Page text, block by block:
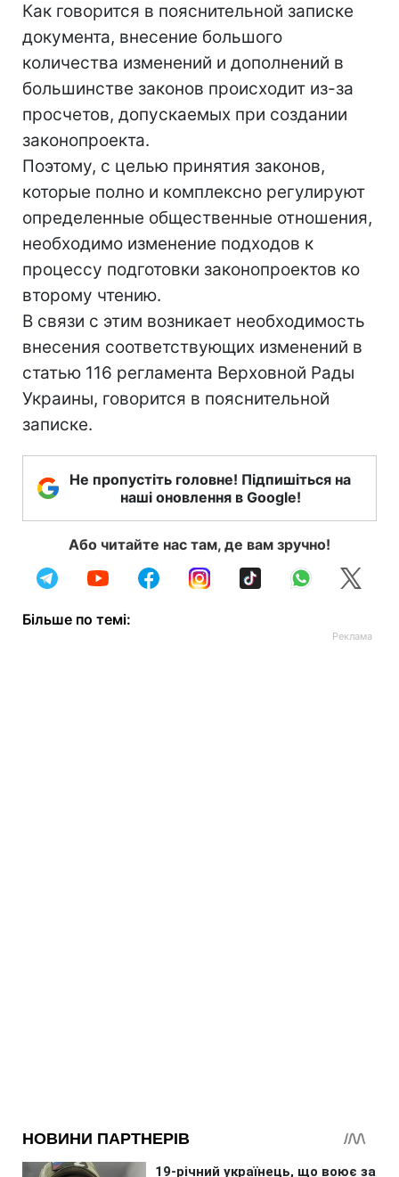
Как говорится в пояснительной записке
документа, внесение большого
количества изменений и дополнений в
большинстве законов происходит из-за
просчетов, допускаемых при создании
законопроекта.
Поэтому, с целью принятия законов,
которые полно и комплексно регулируют
определенные общественные отношения,
необходимо изменение подходов к
процессу подготовки законопроектов ко
второму чтению.
В связи с этим возникает необходимость
внесения соответствующих изменений в
статью 116 регламента Верховной Рады
Украины, говорится в пояснительной
записке.
Не пропустіть головне! Підпишіться на
наші оновлення в Google!
Або читайте нас там, де вам зручно!
Більше по темі: